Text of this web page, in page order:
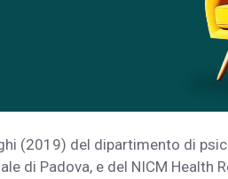
(2019) del dipartimento di
di Padova, e del NICM Health